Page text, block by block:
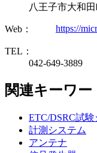
八王子市大和田
Web： https://
TEL：
042-649-3889
関連キーワー
ETC/DSRC試
計測システム
アンテナ